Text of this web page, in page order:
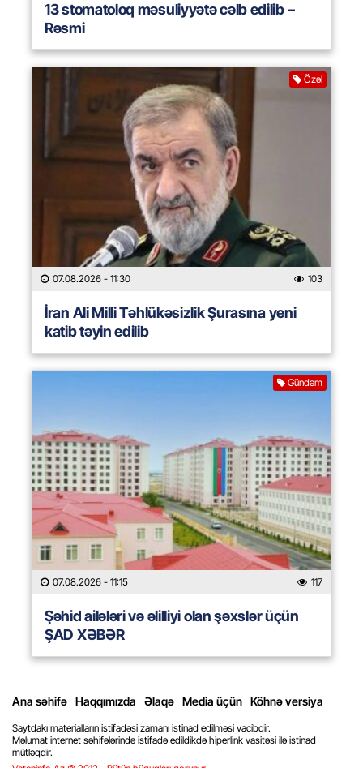
13 stomatoloq məsuliyyətə cəlb edilib –
Rəsmi
Özəl
07.08.2026 - 11:30 103
İran Ali Milli Təhlükəsizlik Şurasına yeni
katib təyin edilib
Gündəm
07.08.2026 - 11:15 117
Şəhid ailələri və əlilliyi olan şəxslər üçün
ŞAD XƏBƏR
Ana səhifə Haqqımızda Əlaqə Media üçün Köhnə versiya
Saytdakı materialların istifadəsi zamanı istinad edilməsi vacibdir.
Məlumat internet səhifələrində istifadə edildikdə hiperlink vasitəsi ilə istinad
mütləqdir.